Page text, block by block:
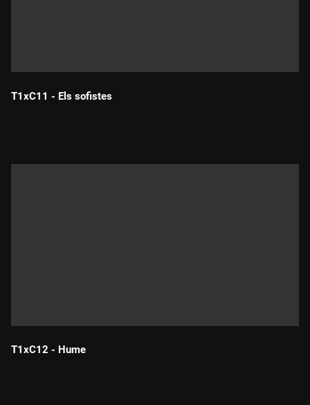
T1xC11 - Els sofistes
T1xC12 - Hume